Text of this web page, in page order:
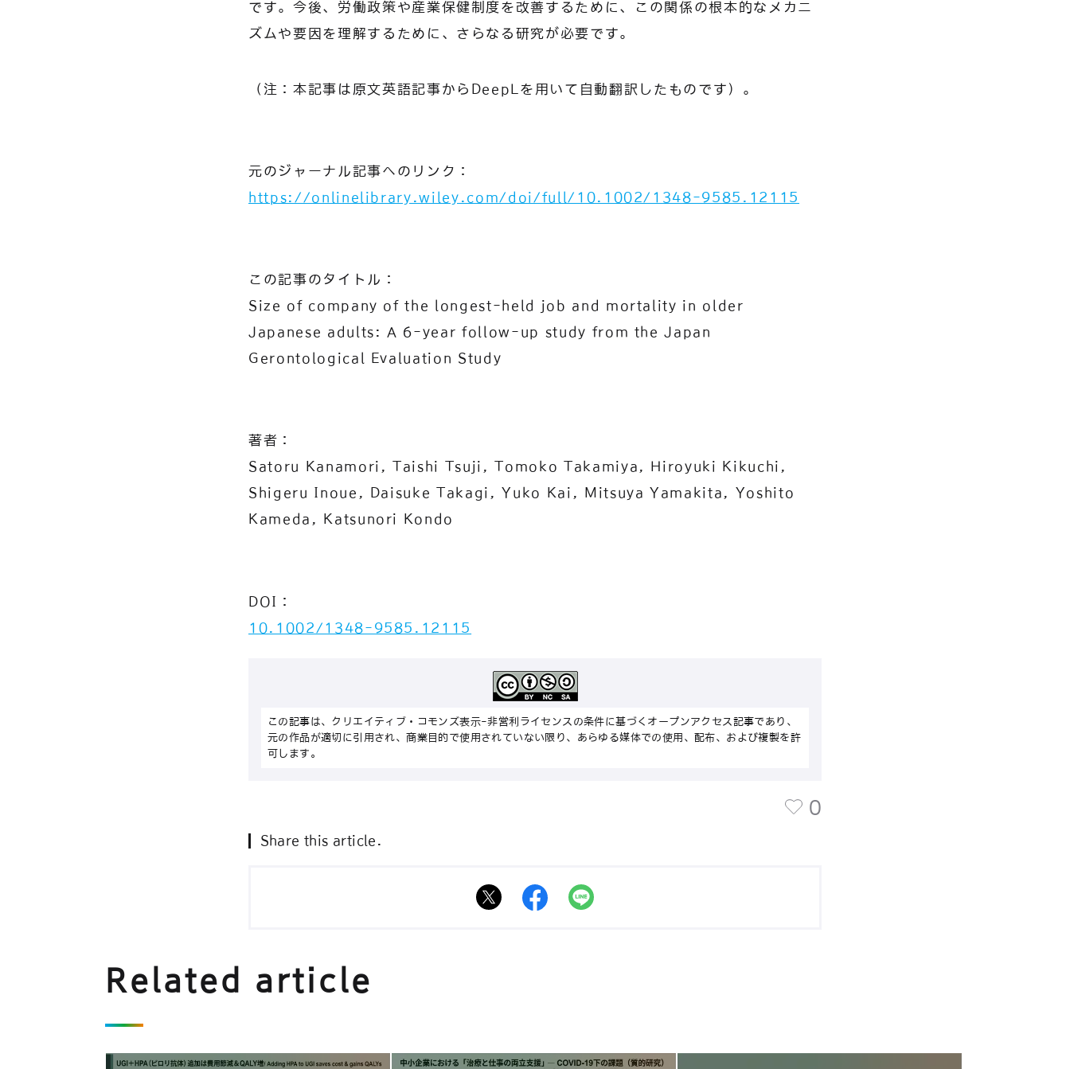
です。今後、労働政策や産業保健制度を改善するために、この関係の根本的なメカニ
ズムや要因を理解するために、さらなる研究が必要です。
（注：本記事は原文英語記事からDeepLを用いて自動翻訳したものです）。
元のジャーナル記事へのリンク：
https://onlinelibrary.wiley.com/doi/full/10.1002/1348-9585.12115
この記事のタイトル：
Size of company of the longest-held job and mortality in older
Japanese adults: A 6-year follow-up study from the Japan
Gerontological Evaluation Study
著者：
Satoru Kanamori, Taishi Tsuji, Tomoko Takamiya, Hiroyuki Kikuchi,
Shigeru Inoue, Daisuke Takagi, Yuko Kai, Mitsuya Yamakita, Yoshito
Kameda, Katsunori Kondo
DOI：
10.1002/1348-9585.12115
この記事は、クリエイティブ・コモンズ表示-非営利ライセンスの条件に基づくオープンアクセス記事であり、
元の作品が適切に引用され、商業目的で使用されていない限り、あらゆる媒体での使用、配布、および複製を許
可します。
0
Share this article.
Related article